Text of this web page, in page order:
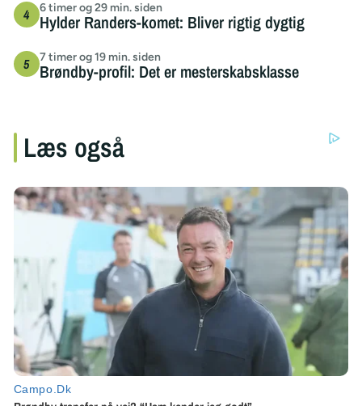
6 timer og 29 min. siden
Hylder Randers-komet: Bliver rigtig dygtig
7 timer og 19 min. siden
Brøndby-profil: Det er mesterskabsklasse